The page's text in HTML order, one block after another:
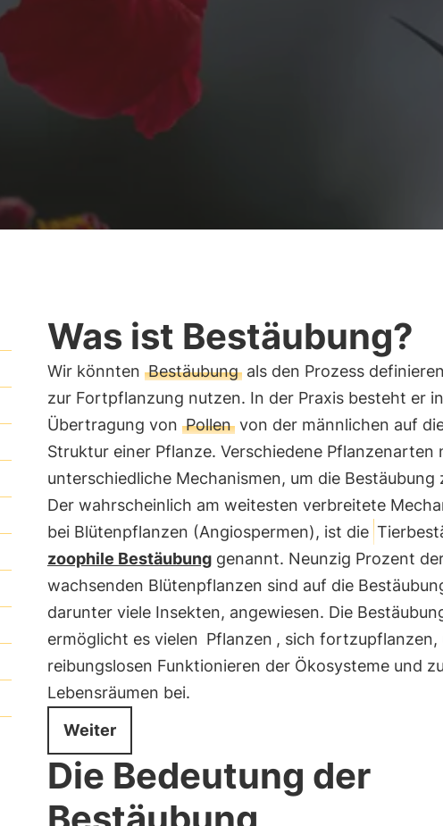
Was ist Bestäubung?
Wir könnten Bestäubungals den Prozess
zur Fortpflanzung nutzen. In der Praxis besteht er
Übertragung von Pollenvon der männlichen auf
Struktur einer Pflanze. Verschiedene Pflanzenarten
unterschiedliche Mechanismen, um die Bestäubung
Der wahrscheinlich am weitesten verbreitete
bei Blütenpflanzen (Angiospermen), ist die
zoophile Bestäubunggenannt. Neunzig Prozent
wachsenden Blütenpflanzen sind auf die
darunter viele Insekten, angewiesen. Die
ermöglicht es vielen Pflanzen , sich fortzupflanzen,
reibungslosen Funktionieren der Ökosysteme und
Lebensräumen bei.
Weiter
Die Bedeutung der